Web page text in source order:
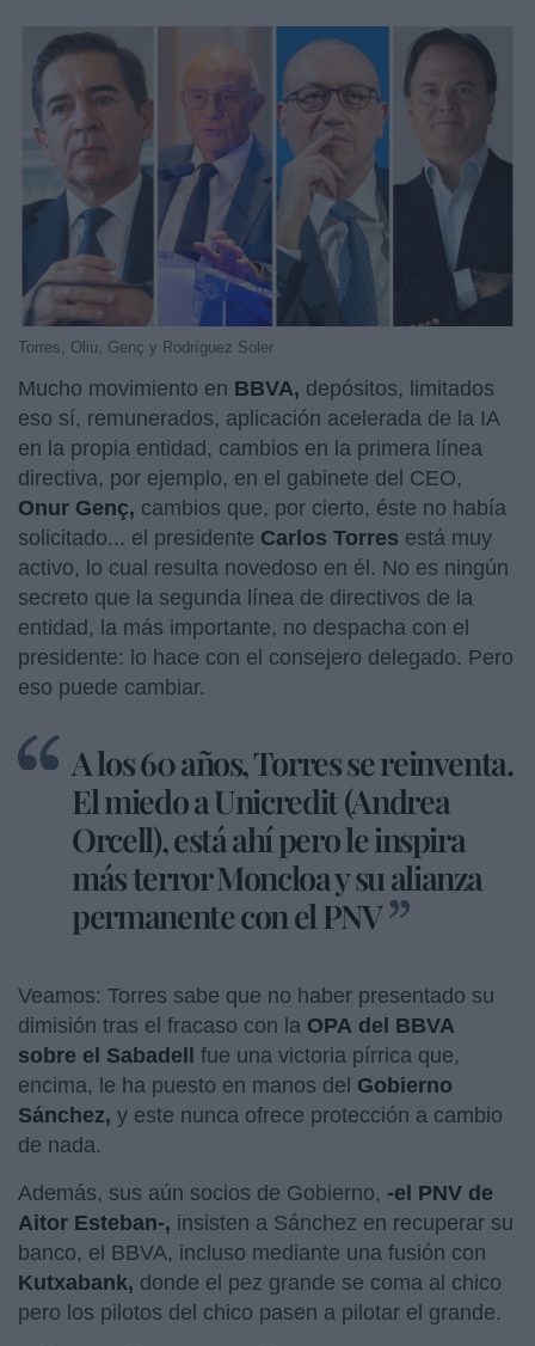
Torres, Oliu, Genç y Rodríguez Soler
Mucho movimiento en BBVA, depósitos, limitados
eso sí, remunerados, aplicación acelerada de la IA
en la propia entidad, cambios en la primera línea
directiva, por ejemplo, en el gabinete del CEO,
Onur Genç, cambios que, por cierto, éste no había
solicitado... el presidente Carlos Torres está muy
activo, lo cual resulta novedoso en él. No es ningún
secreto que la segunda línea de directivos de la
entidad, la más importante, no despacha con el
presidente: lo hace con el consejero delegado. Pero
eso puede cambiar.
A los 60 años, Torres se reinventa.
El miedo a Unicredit (Andrea
Orcell), está ahí pero le inspira
más terror Moncloa y su alianza
permanente con el PNV
Veamos: Torres sabe que no haber presentado su
dimisión tras el fracaso con la OPA del BBVA
sobre el Sabadell fue una victoria pírrica que,
encima, le ha puesto en manos del Gobierno
Sánchez, y este nunca ofrece protección a cambio
de nada.
Además, sus aún socios de Gobierno, -el PNV de
Aitor Esteban-, insisten a Sánchez en recuperar su
banco, el BBVA, incluso mediante una fusión con
Kutxabank, donde el pez grande se coma al chico
pero los pilotos del chico pasen a pilotar el grande.